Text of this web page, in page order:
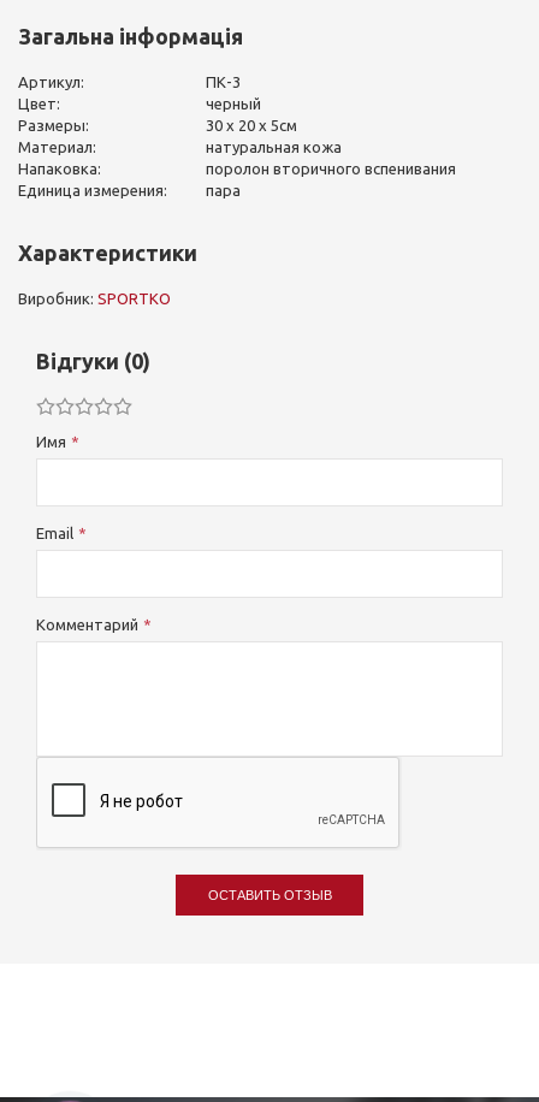
Загальна інформація
Артикул:
ПК-3
Цвет:
черный
Размеры:
30 х 20 х 5см
Материал:
натуральная кожа
Напаковка:
поролон вторичного вспенивания
Единица измерения:
пара
Характеристики
Виробник: SPORTKO
Відгуки (0)
Имя
Email
Комментарий
ОСТАВИТЬ ОТЗЫВ